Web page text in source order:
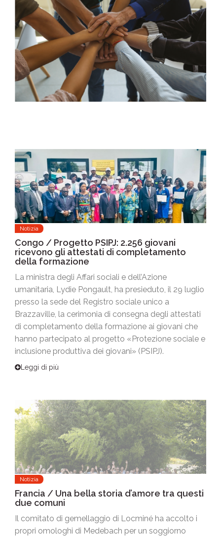
Notizia
Congo / Progetto PSIPJ: 2.256 giovani
ricevono gli attestati di completamento
della formazione
La ministra degli Affari sociali e dell’Azione
umanitaria, Lydie Pongault, ha presieduto, il 29 luglio
presso la sede del Registro sociale unico a
Brazzaville, la cerimonia di consegna degli attestati
di completamento della formazione ai giovani che
hanno partecipato al progetto «Protezione sociale e
inclusione produttiva dei giovani» (PSIPJ).
Leggi di più
Notizia
Francia / Una bella storia d’amore tra questi
due comuni
Il comitato di gemellaggio di Locminé ha accolto i
propri omologhi di Medebach per un soggiorno